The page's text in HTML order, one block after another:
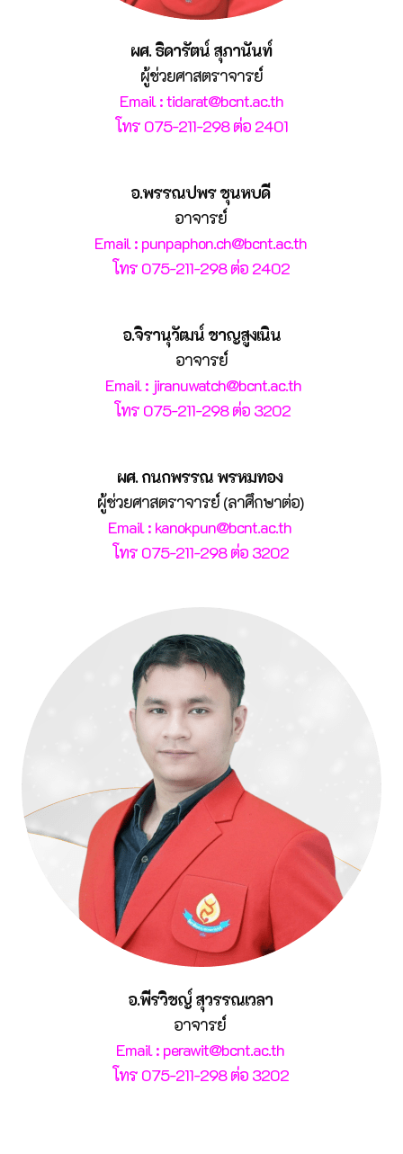
ผศ. ธิดารัตน์ สุภานันท์
ผู้ช่วยศาสตราจารย์
Email : tidarat@bcnt.ac.th
โทร 075-211-298 ต่อ 2401
อ.พรรณปพร ชุนหบดี
อาจารย์
Email : punpaphon.ch@bcnt.ac.th
โทร 075-211-298 ต่อ 2402
อ.จิรานุวัฒน์ ชาญสูงเนิน
อาจารย์
Email : jiranuwatch@bcnt.ac.th
โทร 075-211-298 ต่อ 3202
ผศ. กนกพรรณ พรหมทอง
ผู้ช่วยศาสตราจารย์ (ลาศึกษาต่อ)
Email : kanokpun@bcnt.ac.th
โทร 075-211-298 ต่อ 3202
อ.พีรวิชญ์ สุวรรณเวลา
อาจารย์
Email : perawit@bcnt.ac.th
โทร 075-211-298 ต่อ 3202